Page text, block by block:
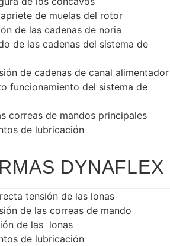
de muelas del rotor
de las cadenas de noria
de las cadenas del sistema de
de cadenas de canal alimentador
funcionamiento del sistema de
correas de mandos principales
de lubricación
DYNAFLEX
tensión de las lonas
de las correas de mando
de las lonas
de lubricación